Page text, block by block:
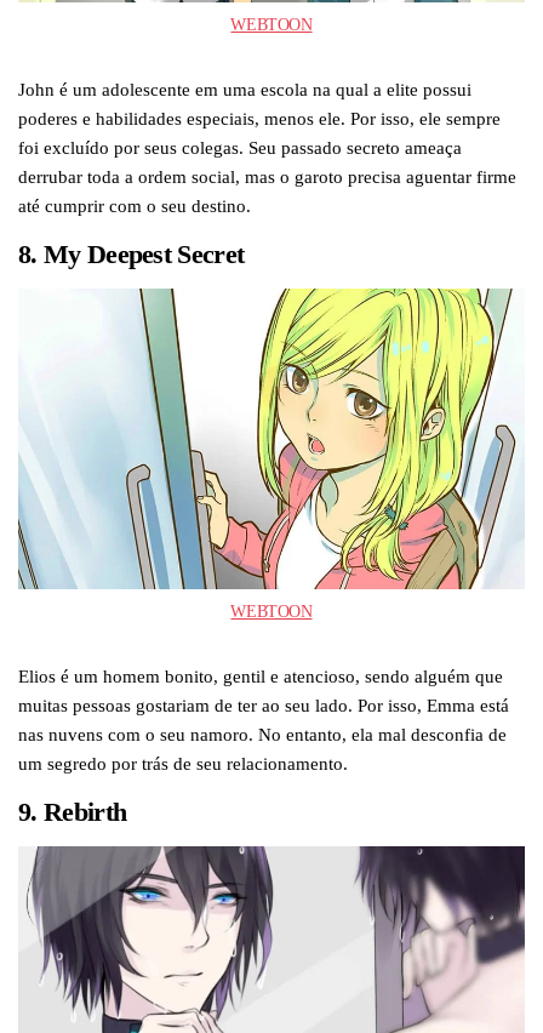
WEBTOON
John é um adolescente em uma escola na qual a elite possui
poderes e habilidades especiais, menos ele. Por isso, ele sempre
foi excluído por seus colegas. Seu passado secreto ameaça
derrubar toda a ordem social, mas o garoto precisa aguentar firme
até cumprir com o seu destino.
8. My Deepest Secret
WEBTOON
Elios é um homem bonito, gentil e atencioso, sendo alguém que
muitas pessoas gostariam de ter ao seu lado. Por isso, Emma está
nas nuvens com o seu namoro. No entanto, ela mal desconfia de
um segredo por trás de seu relacionamento.
9. Rebirth